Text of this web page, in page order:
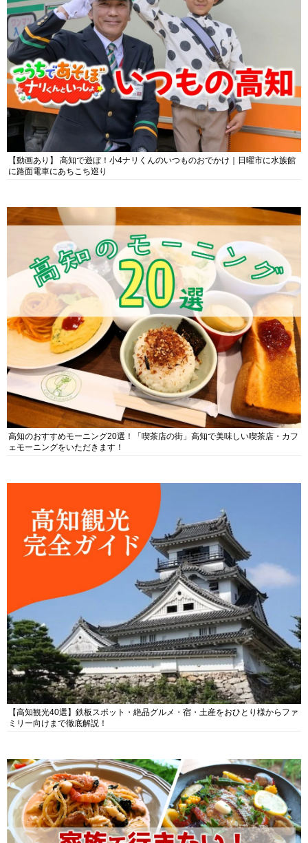
【動画あり】 高知で遊ぼ！小4ナリくんのいつものおでかけ｜日曜市に水族館
に路面電車にあちこち巡り
高知のおすすめモーニング20選！「喫茶店の街」高知で美味しい喫茶店・カフ
ェモーニングをいただきます！
【高知観光40選】鉄板スポット・絶品グルメ・宿・土産をおひとり様からファ
ミリー向けまで徹底解説！